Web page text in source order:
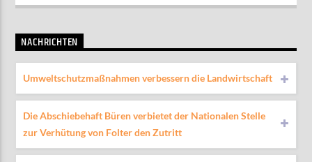
NACHRICHTEN
Umweltschutzmaßnahmen verbessern die Landwirtschaft
Die Abschiebehaft Büren verbietet der Nationalen Stelle
zur Verhütung von Folter den Zutritt